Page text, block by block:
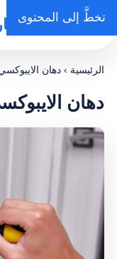
تخطَّ إلى المحتوى
روضة
الرئيسية ›دهان
دهان